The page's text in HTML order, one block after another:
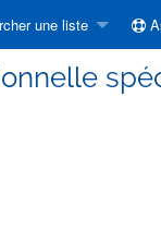
une liste